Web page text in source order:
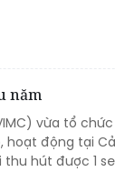
năm
vừa tổ
hoạt động tại
hút được 1